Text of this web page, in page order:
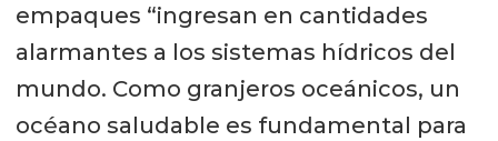
empaques “ingresan en cantidades
alarmantes a los sistemas hídricos del
mundo. Como granjeros oceánicos, un
océano saludable es fundamental para